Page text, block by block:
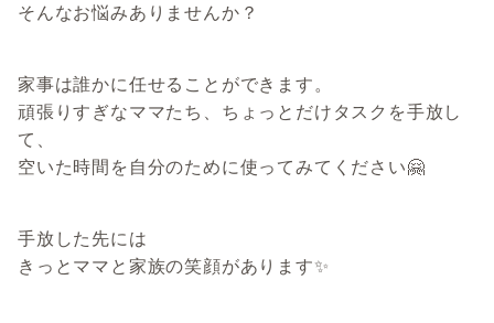
そんなお悩みありませんか？
家事は誰かに任せることができます。
頑張りすぎなママたち、ちょっとだけタスクを手放し
て、
空いた時間を自分のために使ってみてください🤗
手放した先には
きっとママと家族の笑顔があります✨